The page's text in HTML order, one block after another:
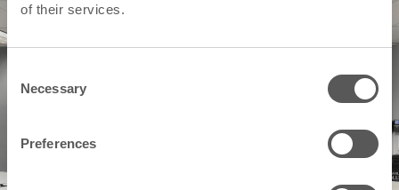
of their services.
C
n
Necessary
Preferences